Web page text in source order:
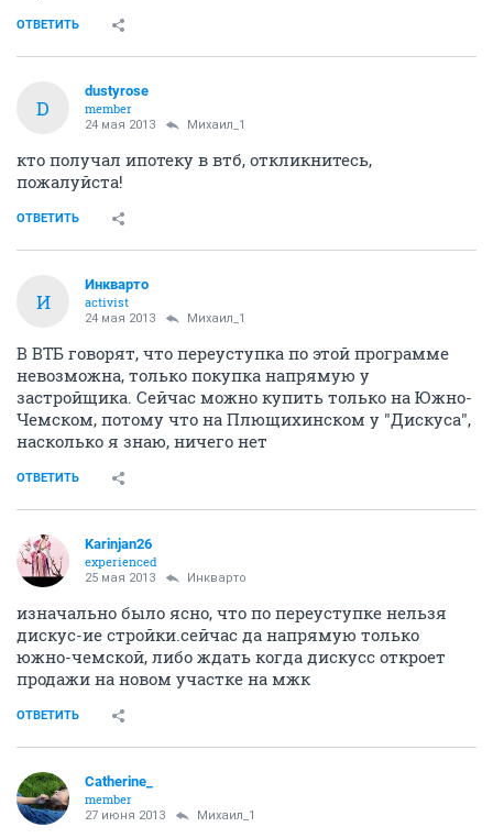
ОТВЕТИТЬ
D
dustyrose
member
24 мая 2013 Михаил_1
кто получал ипотеку в втб, откликнитесь,
пожалуйста!
ОТВЕТИТЬ
И
Инкварто
activist
24 мая 2013 Михаил_1
В ВТБ говорят, что переуступка по этой программе
невозможна, только покупка напрямую у
застройщика. Сейчас можно купить только на Южно-
Чемском, потому что на Плющихинском у "Дискуса",
насколько я знаю, ничего нет
ОТВЕТИТЬ
Karinjan26
experienced
25 мая 2013 Инкварто
изначально было ясно, что по переуступке нельзя
дискус-ие стройки.сейчас да напрямую только
южно-чемской, либо ждать когда дискусс откроет
продажи на новом участке на мжк
ОТВЕТИТЬ
Catherine_
member
27 июня 2013 Михаил_1